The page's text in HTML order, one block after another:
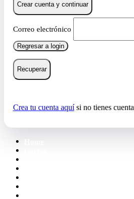
Crear cuenta y continuar
Correo electrónico
Regresar a login
Recuperar
Crea tu cuenta aquísi no tienes cuenta